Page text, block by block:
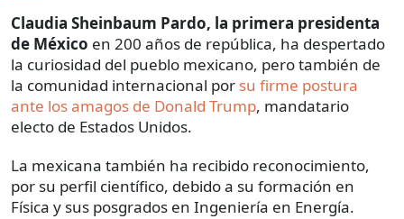
Claudia Sheinbaum Pardo, la primera presidenta
de México en 200 años de república, ha despertado
la curiosidad del pueblo mexicano, pero también de
la comunidad internacional por su firme postura
ante los amagos de Donald Trump, mandatario
electo de Estados Unidos.
La mexicana también ha recibido reconocimiento,
por su perfil científico, debido a su formación en
Física y sus posgrados en Ingeniería en Energía.